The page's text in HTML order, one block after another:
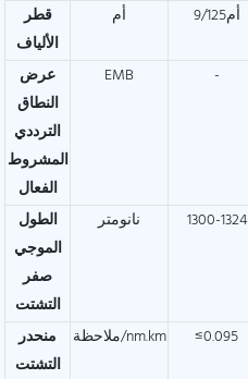
قطر
الألياف
أم أم9/125
عرض
النطاق
الترددي
المشروط
الفعال
EMB -
الطول
الموجي
صفر
التشتت
نانومتر 1300-1324
منحدر
التشتت
ملاحظة/nm.km ≤0.095